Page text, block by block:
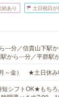
給あり 土日祝日が
---分／信貴山下駅
から---分／平群駅
～金） ★土日休み
シフトOK★もちろ